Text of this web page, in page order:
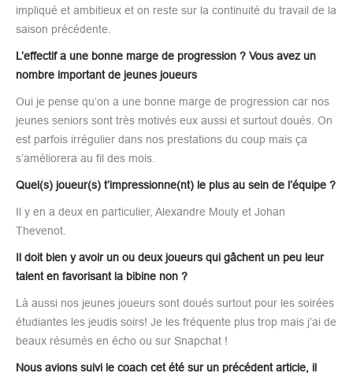
impliqué et ambitieux et on reste sur la continuité du travail de la
saison précédente.
L’effectif a une bonne marge de progression ? Vous avez un
nombre important de jeunes joueurs
Oui je pense qu’on a une bonne marge de progression car nos
jeunes seniors sont très motivés eux aussi et surtout doués. On
est parfois irrégulier dans nos prestations du coup mais ça
s’améliorera au fil des mois.
Quel(s) joueur(s) t’impressionne(nt) le plus au sein de l’équipe ?
Il y en a deux en particulier, Alexandre Mouly et Johan
Thevenot.
Il doit bien y avoir un ou deux joueurs qui gâchent un peu leur
talent en favorisant la bibine non ?
Là aussi nos jeunes joueurs sont doués surtout pour les soirées
étudiantes les jeudis soirs! Je les fréquente plus trop mais j’ai de
beaux résumés en écho ou sur Snapchat !
Nous avions suivi le coach cet été sur un précédent article, il